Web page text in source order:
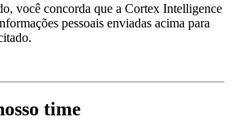
você concorda que a Cortex Intelligence
pessoais enviadas acima para
time